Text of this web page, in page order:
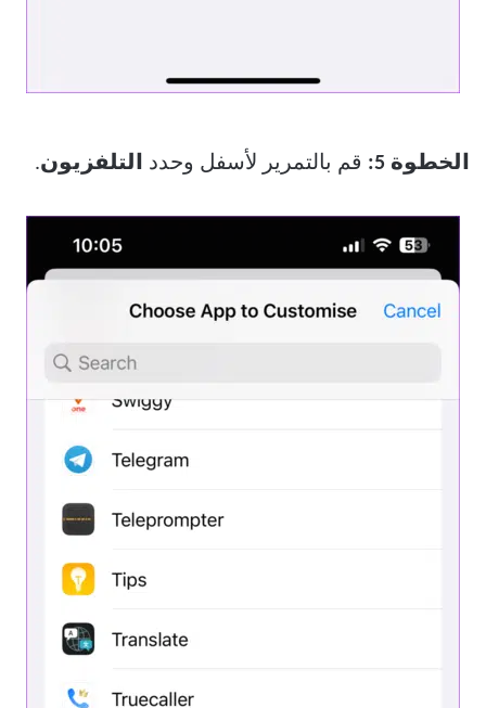
الخطوة 5: قم بالتمرير لأسفل وحدد التلفزيون.